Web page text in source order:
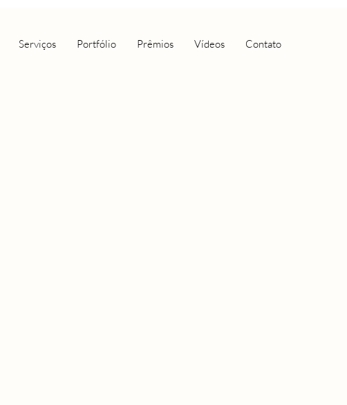
Serviços Portfólio Prêmios Vídeos Contato